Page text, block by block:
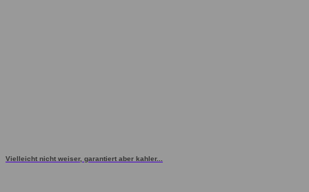
Vielleicht nicht weiser, garantiert aber kahler...